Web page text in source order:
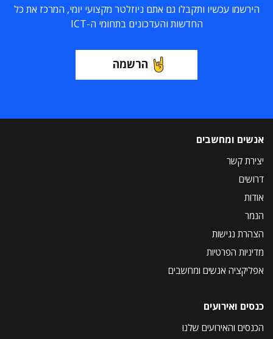
הירשמו עכשיו ותקבלו גם אתם ניוזלטר מקצועי יומי, המרכז את כל
החדשות והעדכונים בתחומי ה-ICT
הרשמה
אנשים ומחשבים
יצירת קשר
דרושים
אודות
הנמר
הצהרת נגישות
מדיניות הפרטיות
אפליקציה אנשים ומחשבים
כנסים ואירועים
הכנסים והאירועים שלנו